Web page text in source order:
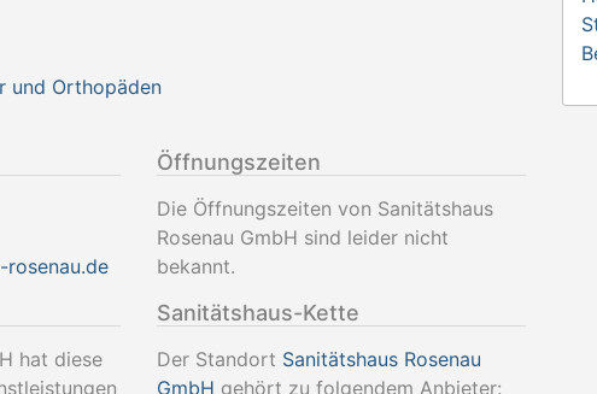
und Orthopäden
Öffnungszeiten
Die Öffnungszeiten von Sanitätshaus
Rosenau GmbH sind leider nicht
bekannt.
hat diese
Sanitätshaus-Kette
Der Standort Sanitätshaus Rosenau
GmbH gehört zu folgendem Anbieter: